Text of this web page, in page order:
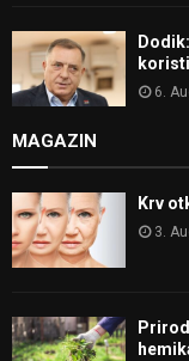
6.
MAGAZIN
Krv
3.